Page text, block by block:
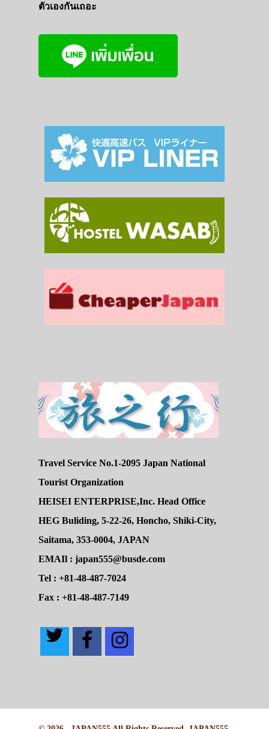
ตัวเองกันเถอะ
Travel Service No.1-2095 Japan National
Tourist Organization
HEISEI ENTERPRISE,Inc. Head Office
HEG Buliding, 5-22-26, Honcho, Shiki-City,
Saitama, 353-0004, JAPAN
EMAIl : japan555@busde.com
Tel : +81-48-487-7024
Fax : +81-48-487-7149